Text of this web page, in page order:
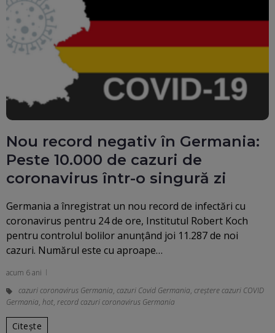
Nou record negativ în Germania:
Peste 10.000 de cazuri de
coronavirus într-o singură zi
Germania a înregistrat un nou record de infectări cu
coronavirus pentru 24 de ore, Institutul Robert Koch
pentru controlul bolilor anunţând joi 11.287 de noi
cazuri. Numărul este cu aproape…
acum 6 ani
cazuri coronavirus Germania, cazuri Covid Germania, creștere cazuri COVID
Germania, hot, record cazuri coronavirus Germania
Citește